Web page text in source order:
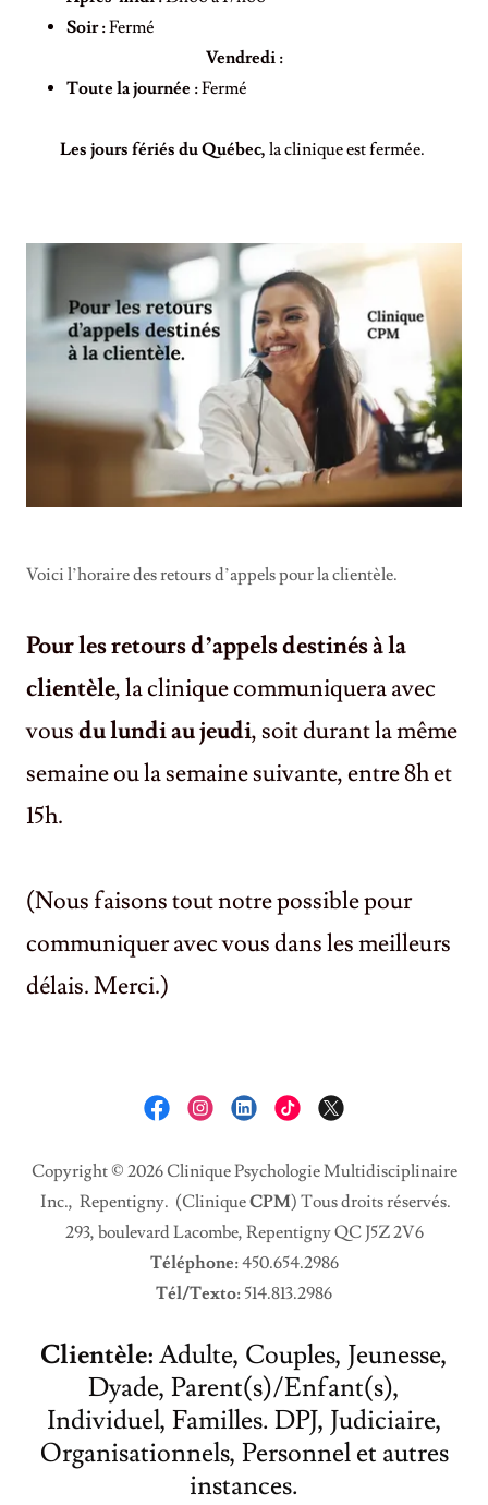
Soir :Fermé
Vendredi :
Toute la journée :Fermé
Les jours fériés du Québec, la clinique est fermée.
Voici l’horaire des retours d’appels pour la clientèle.
Pour les retours d’appels destinés à la
clientèle, la clinique communiquera avec
vousdu lundi au jeudi, soit durant la même
semaine ou la semaine suivante, entre 8h et
15h.
(Nous faisons tout notre possible pour
communiquer avec vous dans les meilleurs
délais. Merci.)
Copyright © 2026 Clinique Psychologie Multidisciplinaire
Inc., Repentigny. (CliniqueCPM) Tous droits réservés.
293, boulevard Lacombe, Repentigny QC J5Z 2V6
Téléphone:450.654.2986
Tél/Texto:514.813.2986
Clientèle:Adulte, Couples, Jeunesse,
Dyade, Parent(s)/Enfant(s),
Individuel, Familles. DPJ, Judiciaire,
Organisationnels, Personnel et autres
instances.